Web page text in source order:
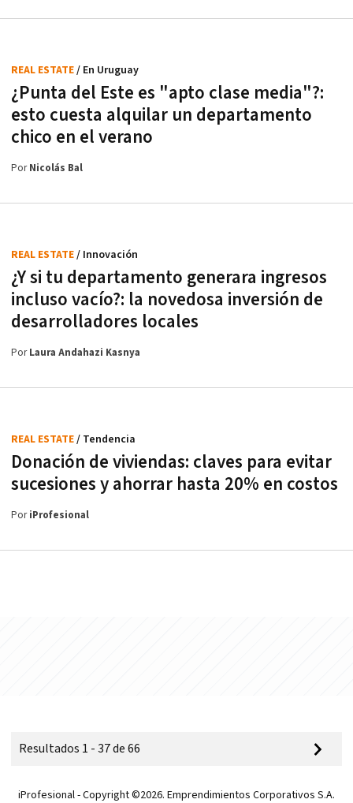
¿Punta del Este es "apto clase media"?:
esto cuesta alquilar un departamento
chico en el verano
REAL ESTATE/ En Uruguay
PorNicolás Bal
¿Y si tu departamento generara ingresos
incluso vacío?: la novedosa inversión de
desarrolladores locales
REAL ESTATE/ Innovación
PorLaura Andahazi Kasnya
Donación de viviendas: claves para evitar
sucesiones y ahorrar hasta 20% en costos
REAL ESTATE/ Tendencia
PoriProfesional
Resultados 1 - 37 de 66
iProfesional - Copyright ©2026. Emprendimientos Corporativos S.A.